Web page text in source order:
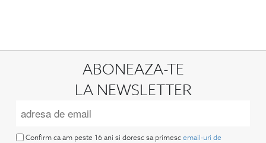
ABONEAZA-TE
LA NEWSLETTER
Confirm ca am peste 16 ani si doresc sa primesc email-uri de